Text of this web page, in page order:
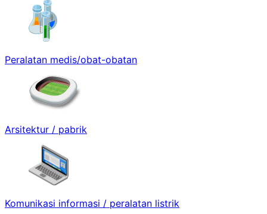
Peralatan medis/obat-obatan
Arsitektur / pabrik
Komunikasi informasi / peralatan listrik